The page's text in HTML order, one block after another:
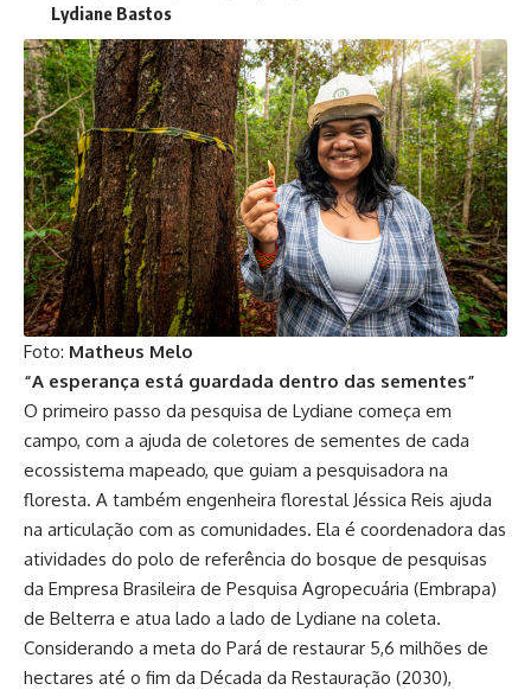
Lydiane Bastos
Foto: Matheus Melo
“A esperança está guardada dentro das sementes”
O primeiro passo da pesquisa de Lydiane começa em
campo, com a ajuda de coletores de sementes de cada
ecossistema mapeado, que guiam a pesquisadora na
floresta. A também engenheira florestal Jéssica Reis ajuda
na articulação com as comunidades. Ela é coordenadora das
atividades do polo de referência do bosque de pesquisas
da Empresa Brasileira de Pesquisa Agropecuária (Embrapa)
de Belterra e atua lado a lado de Lydiane na coleta.
Considerando a meta do Pará de restaurar 5,6 milhões de
hectares até o fim da Década da Restauração (2030),